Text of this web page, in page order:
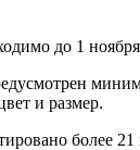
до 1
и размер.
более